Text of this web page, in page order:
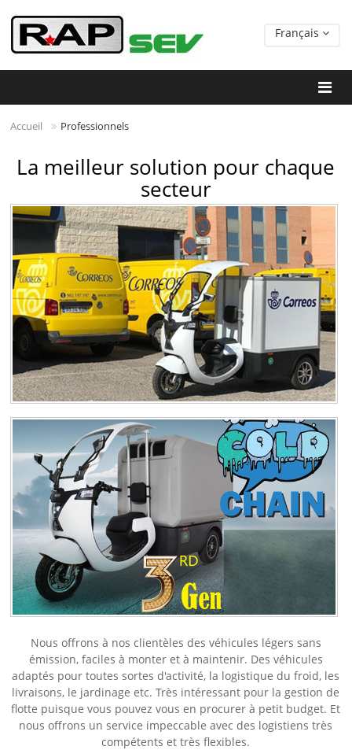
Français
Accueil Professionnels
La meilleur solution pour chaque
secteur
Nous offrons à nos clientèles des véhicules légers sans
émission, faciles à monter et à maintenir. Des véhicules
adaptés pour toutes sortes d'activité, la logistique du froid, les
livraisons, le jardinage etc. Très intéressant pour la gestion de
flotte puisque vous pouvez vous en procurer à petit budget. Et
nous offrons un service impeccable avec des logistiens très
compétents et très flexibles.